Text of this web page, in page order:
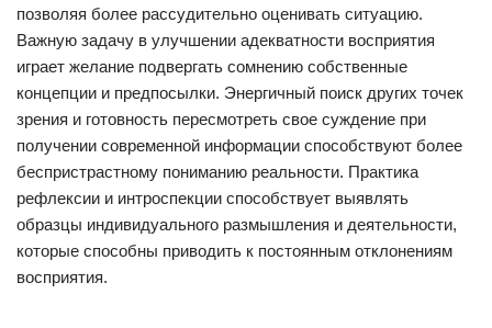
позволяя более рассудительно оценивать ситуацию.
Важную задачу в улучшении адекватности восприятия
играет желание подвергать сомнению собственные
концепции и предпосылки. Энергичный поиск других точек
зрения и готовность пересмотреть свое суждение при
получении современной информации способствуют более
беспристрастному пониманию реальности. Практика
рефлексии и интроспекции способствует выявлять
образцы индивидуального размышления и деятельности,
которые способны приводить к постоянным отклонениям
восприятия.